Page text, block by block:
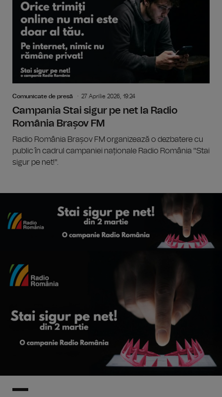
Comunicate de presă 27 Aprilie 2026, 19:24
Campania Stai sigur pe net la Radio
România Brașov FM
Radio România Brașov FM organizează o dezbatere cu
public în cadrul campaniei naționale Radio România "Stai
sigur pe net!".